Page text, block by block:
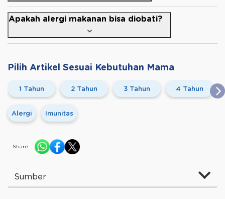
Apakah alergi makanan bisa diobati?
Pilih Artikel Sesuai Kebutuhan Mama
1 Tahun 2 Tahun 3 Tahun 4 Tahun
Alergi Imunitas
Share:
Sumber